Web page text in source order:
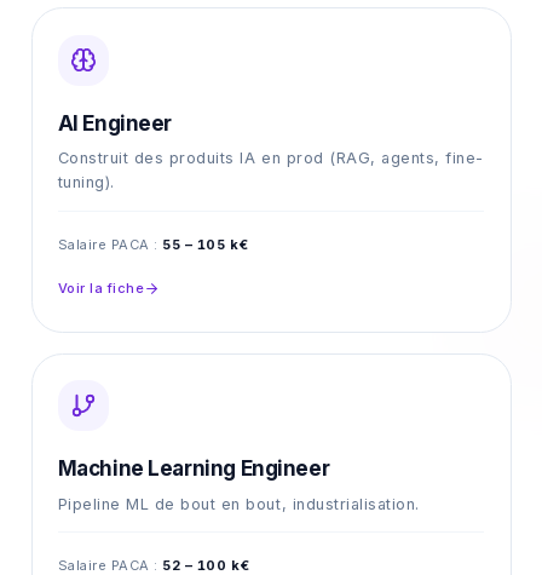
AI Engineer
Construit des produits IA en prod (RAG, agents, fine-
tuning).
Salaire PACA : 55 – 105 k€
Voir la fiche
Machine Learning Engineer
Pipeline ML de bout en bout, industrialisation.
Salaire PACA : 52 – 100 k€